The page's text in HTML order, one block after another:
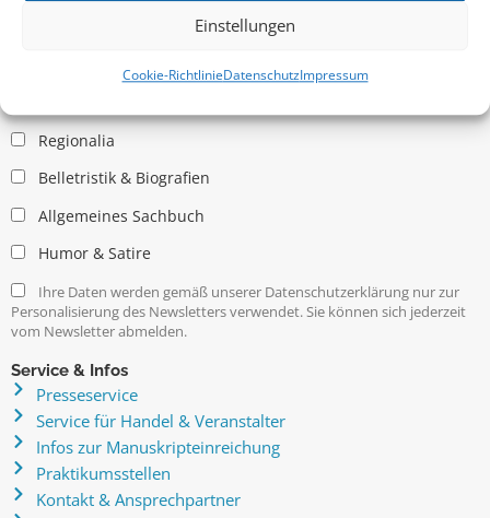
Einstellungen
Cookie-RichtlinieDatenschutzImpressum
Kritische Theorie / Philosophie
Regionalia
Belletristik & Biografien
Allgemeines Sachbuch
Humor & Satire
Ihre Daten werden gemäß unserer Datenschutzerklärung nur zur
Personalisierung des Newsletters verwendet. Sie können sich jederzeit
vom Newsletter abmelden.
Service & Infos
Presseservice
Service für Handel & Veranstalter
Infos zur Manuskripteinreichung
Praktikumsstellen
Kontakt & Ansprechpartner